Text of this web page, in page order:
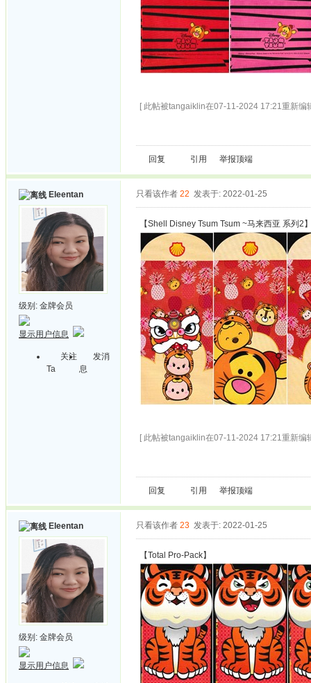
[ 此帖被tangaiklin在07-11-2024 17:21重新编
回复 引用 举报顶端
Eleentan
级别: 金牌会员
显示用户信息
关注
Ta
发消
息
只看该作者 22 发表于: 2022-01-25
【Shell Disney Tsum Tsum ~马来西亚 系列2
[ 此帖被tangaiklin在07-11-2024 17:21重新编
回复 引用 举报顶端
Eleentan
级别: 金牌会员
显示用户信息
只看该作者 23 发表于: 2022-01-25
【Total Pro-Pack】